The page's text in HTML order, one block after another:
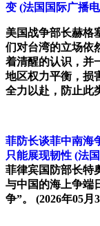
变 (法国国际广播
美国战争部长赫格
们对台湾的立场依
着清醒的认识，并
地区权力平衡，损
全力以赴，防止此
菲防长谈菲中南海
只能展现韧性 (法
菲律宾国防部长特
与中国的海上争端
争”。 (2026年05月